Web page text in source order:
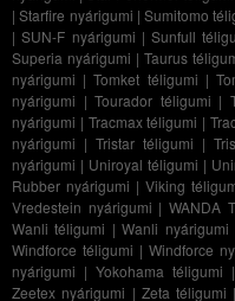
|Starfire nyárigumi |Sumitomo
|SUN-F nyárigumi | Sunfull
Superia nyárigumi |Taurus
nyárigumi |Tomket téligumi |
nyárigumi |Tourador téligumi |
nyárigumi | Tracmax téligumi |
nyárigumi | Tristar téligumi |
nyárigumi | Uniroyal téligumi |
Rubber nyárigumi | Viking
Vredestein nyárigumi |WANDA
Wanli téligumi |Wanli nyárigumi
Windforce téligumi | Windforce
nyárigumi | Yokohama téligumi |
Zeetex nyárigumi | Zeta téligumi |